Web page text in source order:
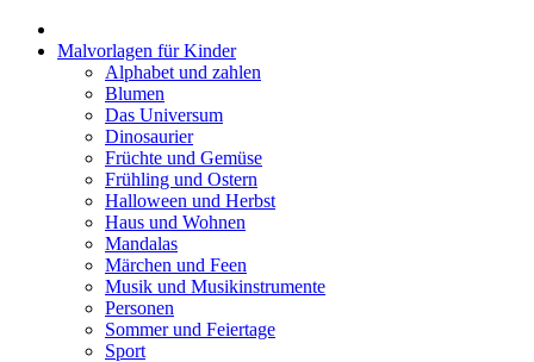
Malvorlagen für Kinder
Alphabet und zahlen
Blumen
Das Universum
Dinosaurier
Früchte und Gemüse
Frühling und Ostern
Halloween und Herbst
Haus und Wohnen
Mandalas
Märchen und Feen
Musik und Musikinstrumente
Personen
Sommer und Feiertage
Sport